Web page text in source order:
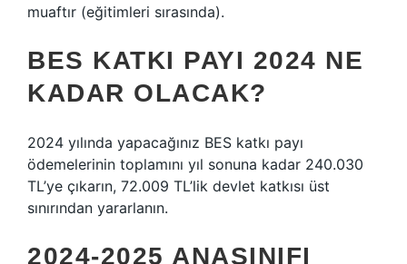
muaftır (eğitimleri sırasında).
BES KATKI PAYI 2024 NE
KADAR OLACAK?
2024 yılında yapacağınız BES katkı payı
ödemelerinin toplamını yıl sonuna kadar 240.030
TL’ye çıkarın, 72.009 TL’lik devlet katkısı üst
sınırından yararlanın.
2024-2025 ANASINIFI